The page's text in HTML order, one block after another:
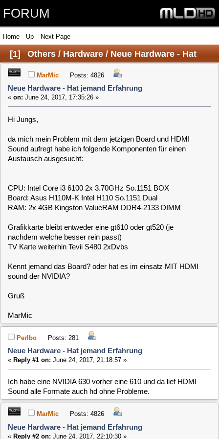
FORUM
[1] Others / Hardware / Neue Hardware - Hat
jemand Erfahrung
MarMic Posts: 4826
Neue Hardware - Hat jemand Erfahrung
Hi Jungs,
da mich mein Problem mit dem jetzigen Board und HDMI
Sound aufregt habe ich folgende Komponenten für einen
CPU: Intel Core i3 6100 2x 3.70GHz So.1151 BOX
Board: Asus H110M-K Intel H110 So.1151 Dual
Grafikkarte bleibt entweder eine gt610 oder gt520 (je
nachdem welche besser rein passt)
TV Karte weiterhin Tevii S480 2xDvbs
sound der NVIDIA?
Gruß
MarMic
Neue Hardware - Hat jemand Erfahrung
«Reply #1 on:
Ich habe eine NVIDIA 630 vorher eine 610 und da lief HDMI
Sound alle Formate auch hd ohne Probleme.
Neue Hardware - Hat jemand Erfahrung
«Reply #2 on:June 24, 2017, 22:10:30 »
@perlbo,
danke, liegt ja bei mir eher am derzeitigen board (siehe thread
debuggen hoher last)